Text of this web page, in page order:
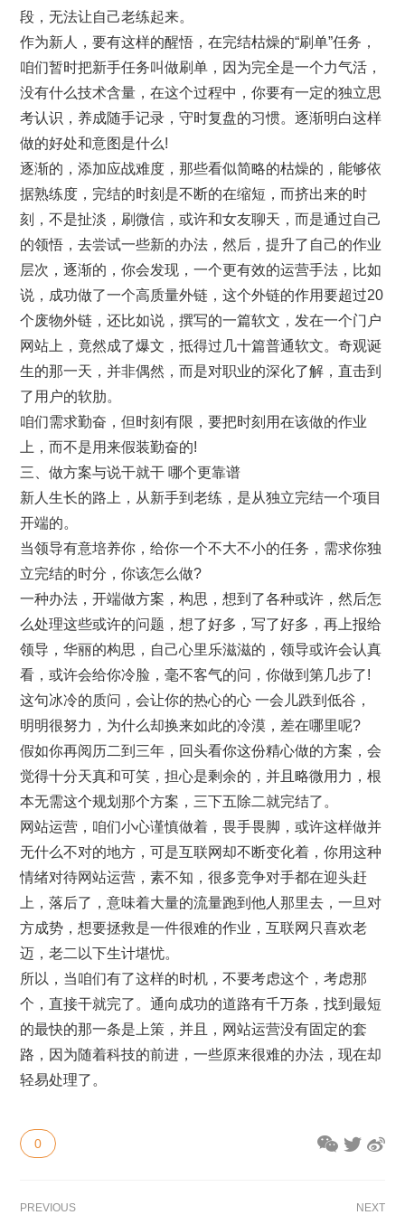
段，无法让自己老练起来。
作为新人，要有这样的醒悟，在完结枯燥的“刷单”任务，
咱们暂时把新手任务叫做刷单，因为完全是一个力气活，
没有什么技术含量，在这个过程中，你要有一定的独立思
考认识，养成随手记录，守时复盘的习惯。逐渐明白这样
做的好处和意图是什么!
逐渐的，添加应战难度，那些看似简略的枯燥的，能够依
据熟练度，完结的时刻是不断的在缩短，而挤出来的时
刻，不是扯淡，刷微信，或许和女友聊天，而是通过自己
的领悟，去尝试一些新的办法，然后，提升了自己的作业
层次，逐渐的，你会发现，一个更有效的运营手法，比如
说，成功做了一个高质量外链，这个外链的作用要超过20
个废物外链，还比如说，撰写的一篇软文，发在一个门户
网站上，竟然成了爆文，抵得过几十篇普通软文。奇观诞
生的那一天，并非偶然，而是对职业的深化了解，直击到
了用户的软肋。
咱们需求勤奋，但时刻有限，要把时刻用在该做的作业
上，而不是用来假装勤奋的!
三、做方案与说干就干 哪个更靠谱
新人生长的路上，从新手到老练，是从独立完结一个项目
开端的。
当领导有意培养你，给你一个不大不小的任务，需求你独
立完结的时分，你该怎么做?
一种办法，开端做方案，构思，想到了各种或许，然后怎
么处理这些或许的问题，想了好多，写了好多，再上报给
领导，华丽的构思，自己心里乐滋滋的，领导或许会认真
看，或许会给你冷脸，毫不客气的问，你做到第几步了!
这句冰冷的质问，会让你的热心的心 一会儿跌到低谷，
明明很努力，为什么却换来如此的冷漠，差在哪里呢?
假如你再阅历二到三年，回头看你这份精心做的方案，会
觉得十分天真和可笑，担心是剩余的，并且略微用力，根
本无需这个规划那个方案，三下五除二就完结了。
网站运营，咱们小心谨慎做着，畏手畏脚，或许这样做并
无什么不对的地方，可是互联网却不断变化着，你用这种
情绪对待网站运营，素不知，很多竞争对手都在迎头赶
上，落后了，意味着大量的流量跑到他人那里去，一旦对
方成势，想要拯救是一件很难的作业，互联网只喜欢老
迈，老二以下生计堪忧。
所以，当咱们有了这样的时机，不要考虑这个，考虑那
个，直接干就完了。通向成功的道路有千万条，找到最短
的最快的那一条是上策，并且，网站运营没有固定的套
路，因为随着科技的前进，一些原来很难的办法，现在却
轻易处理了。
0
PREVIOUS NEXT